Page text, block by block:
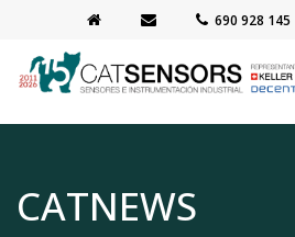
‭690 928 145‬
CATNEWS